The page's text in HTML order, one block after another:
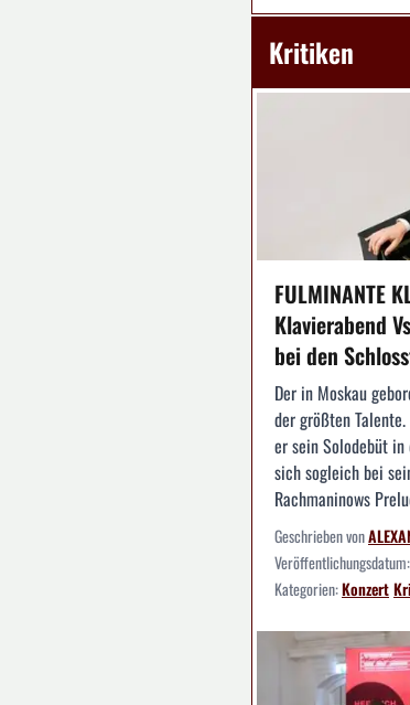
Kritiken
FULMINANTE
Klavierabend
bei den
Der in Moskau
der größten
er sein Solodebüt in
sich sogleich bei
Rachmaninows
Geschrieben von
Veröffentlichungsdatum:
Kategorien:Konzert